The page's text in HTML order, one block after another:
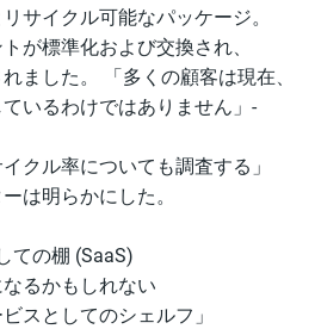
サイクル可能なパッケージ。
が標準化および交換され、
ました。 「多くの顧客は現在、
いるわけではありません」-
クル率についても調査する」
は明らかにした。
ての棚 (SaaS)
るかもしれない
スとしてのシェルフ」